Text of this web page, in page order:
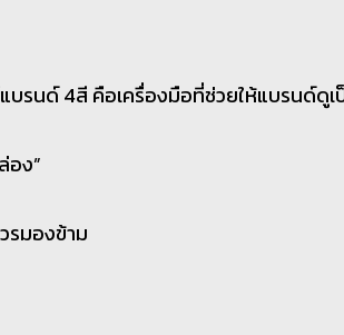
รนด์ 4สี คือเครื่องมือที่ช่วยให้แบรนด์ดู
อง”
มองข้าม